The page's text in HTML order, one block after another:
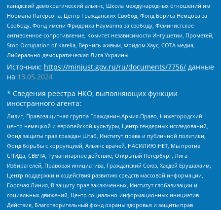
канадский демократический альянс, Школа международных отношений им
Нормана Патерсона, Центр Гражданских Свобод, Фонд Бориса Немцова за
Свободу, Фонд имени Фридриха Науманна за свободу, Феминистское
антивоенное сопротивление, Комитет независимости Ингушетии, Прометей,
Stop Occupation of Karelia, Вернись живым, Фридом Хаус, СОТА медиа,
Либерально-демократическая Лига Украины
Источник: https://minjust.gov.ru/ru/documents/7756/ данные
на 13.05.2024
* Сведения реестра НКО, выполняющих функции
иностранного агента:
Лилит, Правозащитная группа Гражданин.Армия.Право, Нижегородский
центр немецкой и европейской культуры, Центр гендерных исследований,
Фонд защиты прав граждан Штаб, Институт права и публичной политики,
Фонд борьбы с коррупцией, Альянс врачей, НАСИЛИЮ.НЕТ, Мы против
СПИДа, СВЕЧА, Гуманитарное действие, Открытый Петербург, Лига
Избирателей, Правовая инициатива, Гражданский Союз, Хасдей Ерушалаим,
Центр поддержки и содействия развитию средств массовой информации,
Горячая Линия, В защиту прав заключенных, Институт глобализации и
социальных движений, Центр социально-информационных инициатив
Действие, Благотворительный фонд охраны здоровья и защиты прав